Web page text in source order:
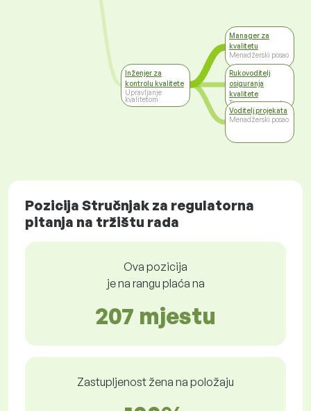
Inženjer za
kontrolu kvalitete
Upravljanje
kvalitetom
Manager za
kvalitetu
Menadžerski posao
Rukovoditelj
osiguranja
kvalitete
Top management
Voditelj projekata
Menadžerski posao
Pozicija Stručnjak za regulatorna
pitanja na tržištu rada
Ova pozicija
je na rangu plaća na
207 mjestu
Zastupljenost žena na položaju